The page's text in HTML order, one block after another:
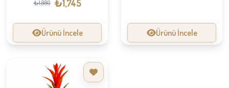
₺1,980 ₺1,745
Ürünü İncele Ürünü İncele